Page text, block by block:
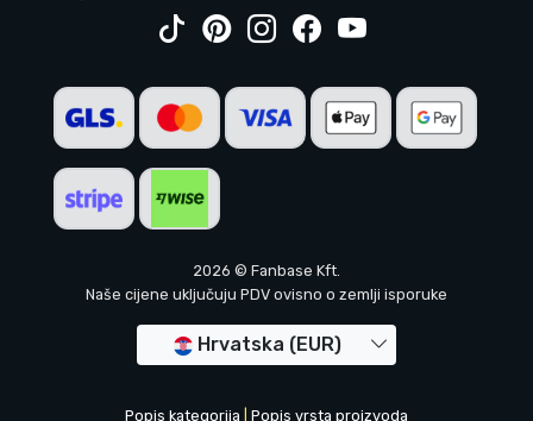
2026 © Fanbase Kft.
Naše cijene uključuju PDV ovisno o zemlji isporuke
Hrvatska (EUR)
Popis kategorija Popis vrsta proizvoda